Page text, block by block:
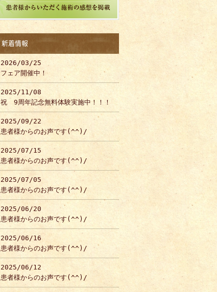
新着情報
2026/03/25
フェア開催中！
2025/11/08
祝 9周年記念無料体験実施中！！！
2025/09/22
患者様からのお声です(^^)/
2025/07/15
患者様からのお声です(^^)/
2025/07/05
患者様からのお声です(^^)/
2025/06/20
患者様からのお声です(^^)/
2025/06/16
患者様からのお声です(^^)/
2025/06/12
患者様からのお声です(^^)/